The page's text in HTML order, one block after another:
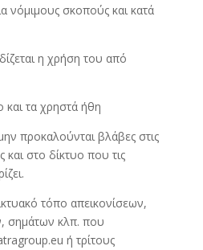
νόμιμους σκοπούς και κατά
η χρήση του από
τα χρηστά ήθη
προκαλούνται βλάβες στις
και στο δίκτυο που τις
τόπο απεικονίσεων,
σημάτων κλπ. που
ή τρίτους